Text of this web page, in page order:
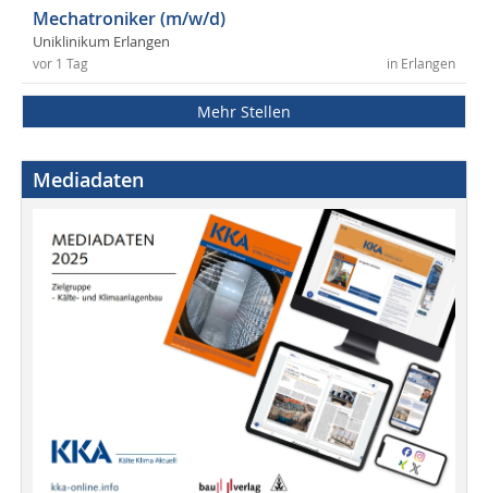
Mechatroniker (m/w/d)
Uniklinikum Erlangen
in Erlangen
vor 1 Tag
Mehr Stellen
Mediadaten